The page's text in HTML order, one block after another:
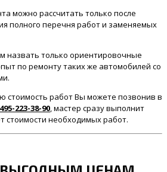
можно рассчитать только после
полного перечня работ и заменяемых
назвать только ориентировочные
по ремонту таких же автомобилей со
стоимость работ Вы можете позвонив в
223-38-90 , мастер сразу выполнит
стоимости необходимых работ.